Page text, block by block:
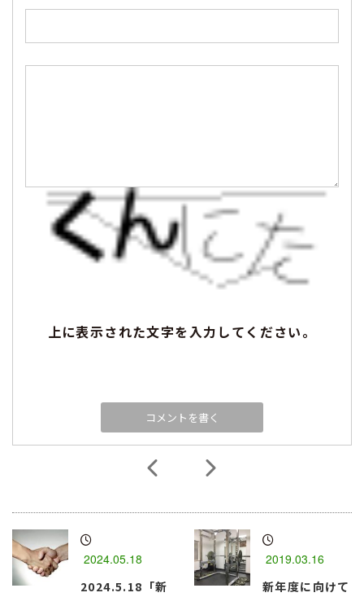
上に表示された文字を入力してください。
2024.05.18
2024.5.18「新
2019.03.16
新年度に向けて